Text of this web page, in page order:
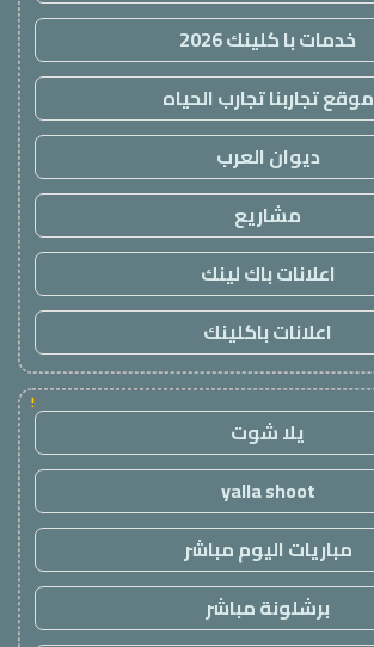
خدمات با كلينك 2026
موقع تجاربنا تجارب الحياه
ديوان العرب
مشاريع
اعلانات باك لينك
اعلانات باكلينك
!
يلا شوت
yalla shoot
مباريات اليوم مباشر
برشلونة مباشر